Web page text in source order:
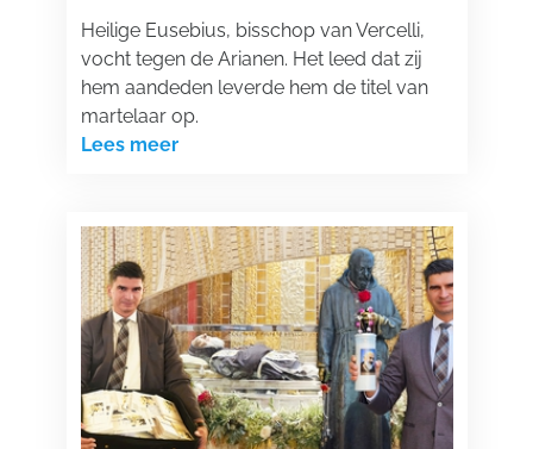
Heilige Eusebius, bisschop van Vercelli,
vocht tegen de Arianen. Het leed dat zij
hem aandeden leverde hem de titel van
martelaar op.
Lees meer